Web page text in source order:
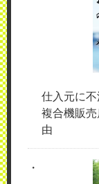
仕入元に
複合機販
由